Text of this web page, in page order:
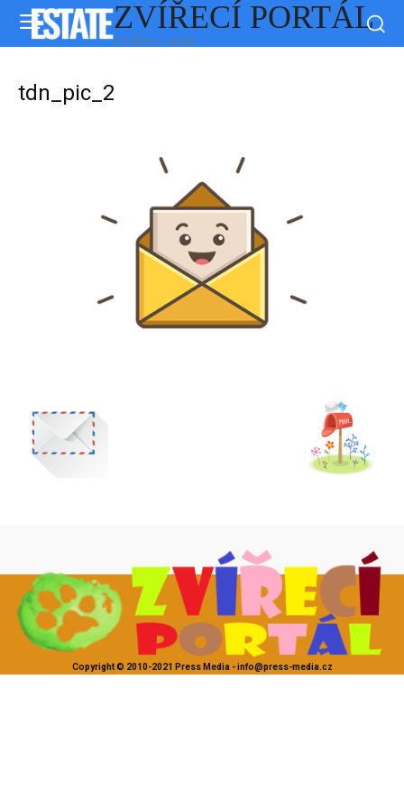
ZVÍŘECÍ PORTÁL
ZVÍŘECÍ WEB
tdn_pic_2
Copyright © 2010-2021 Press Media - info@press-media.cz